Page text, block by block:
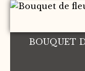
BOUQUET